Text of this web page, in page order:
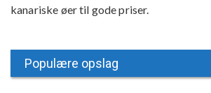
kanariske øer til gode priser.
Populære opslag